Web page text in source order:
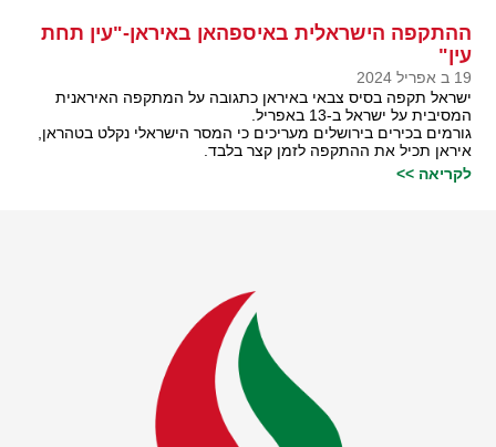
ההתקפה הישראלית באיספהאן באיראן-"עין תחת
עין"
19 ב אפריל 2024
ישראל תקפה בסיס צבאי באיראן כתגובה על המתקפה האיראנית
המסיבית על ישראל ב-13 באפריל.
גורמים בכירים בירושלים מעריכים כי המסר הישראלי נקלט בטהראן,
איראן תכיל את ההתקפה לזמן קצר בלבד.
לקריאה >>